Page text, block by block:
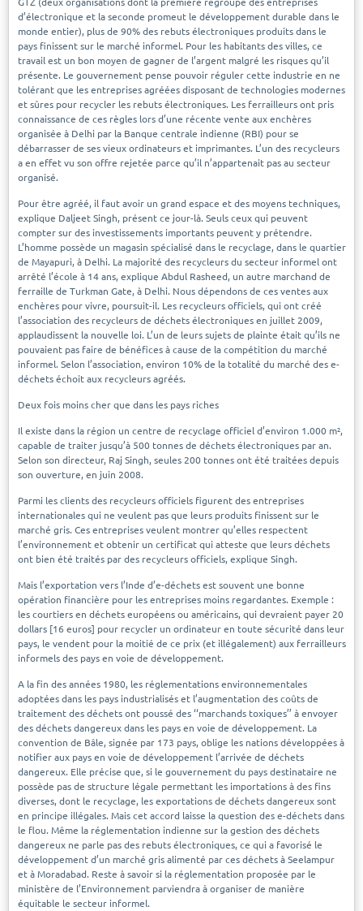
d’électronique et la seconde promeut le développement durable dans le
monde entier), plus de 90% des rebuts électroniques produits dans le
pays finissent sur le marché informel. Pour les habitants des villes, ce
travail est un bon moyen de gagner de l’argent malgré les risques qu’il
présente. Le gouvernement pense pouvoir réguler cette industrie en ne
tolérant que les entreprises agréées disposant de technologies modernes
et sûres pour recycler les rebuts électroniques. Les ferrailleurs ont pris
connaissance de ces règles lors d’une récente vente aux enchères
organisée à Delhi par la Banque centrale indienne (RBI) pour se
débarrasser de ses vieux ordinateurs et imprimantes. L’un des recycleurs
a en effet vu son offre rejetée parce qu’il n’appartenait pas au secteur
organisé.
Pour être agréé, il faut avoir un grand espace et des moyens techniques,
explique Daljeet Singh, présent ce jour-là. Seuls ceux qui peuvent
compter sur des investissements importants peuvent y prétendre.
L’homme possède un magasin spécialisé dans le recyclage, dans le quartier
de Mayapuri, à Delhi. La majorité des recycleurs du secteur informel ont
arrêté l’école à 14 ans, explique Abdul Rasheed, un autre marchand de
ferraille de Turkman Gate, à Delhi. Nous dépendons de ces ventes aux
enchères pour vivre, poursuit-il. Les recycleurs officiels, qui ont créé
l’association des recycleurs de déchets électroniques en juillet 2009,
applaudissent la nouvelle loi. L’un de leurs sujets de plainte était qu’ils ne
pouvaient pas faire de bénéfices à cause de la compétition du marché
informel. Selon l’association, environ 10% de la totalité du marché des e-
déchets échoit aux recycleurs agréés.
Deux fois moins cher que dans les pays riches
Il existe dans la région un centre de recyclage officiel d’environ 1.000 m²,
capable de traiter jusqu’à 500 tonnes de déchets électroniques par an.
Selon son directeur, Raj Singh, seules 200 tonnes ont été traitées depuis
son ouverture, en juin 2008.
Parmi les clients des recycleurs officiels figurent des entreprises
internationales qui ne veulent pas que leurs produits finissent sur le
marché gris. Ces entreprises veulent montrer qu’elles respectent
l’environnement et obtenir un certificat qui atteste que leurs déchets
ont bien été traités par des recycleurs officiels, explique Singh.
Mais l’exportation vers l’Inde d’e-déchets est souvent une bonne
opération financière pour les entreprises moins regardantes. Exemple :
les courtiers en déchets européens ou américains, qui devraient payer 20
dollars [16 euros] pour recycler un ordinateur en toute sécurité dans leur
pays, le vendent pour la moitié de ce prix (et illégalement) aux ferrailleurs
informels des pays en voie de développement.
A la fin des années 1980, les réglementations environnementales
adoptées dans les pays industrialisés et l’augmentation des coûts de
traitement des déchets ont poussé des ‘‘marchands toxiques’’ à envoyer
des déchets dangereux dans les pays en voie de développement. La
convention de Bâle, signée par 173 pays, oblige les nations développées à
notifier aux pays en voie de développement l’arrivée de déchets
dangereux. Elle précise que, si le gouvernement du pays destinataire ne
possède pas de structure légale permettant les importations à des fins
diverses, dont le recyclage, les exportations de déchets dangereux sont
en principe illégales. Mais cet accord laisse la question des e-déchets dans
le flou. Même la réglementation indienne sur la gestion des déchets
dangereux ne parle pas des rebuts électroniques, ce qui a favorisé le
développement d’un marché gris alimenté par ces déchets à Seelampur
et à Moradabad. Reste à savoir si la réglementation proposée par le
ministère de l’Environnement parviendra à organiser de manière
équitable le secteur informel.